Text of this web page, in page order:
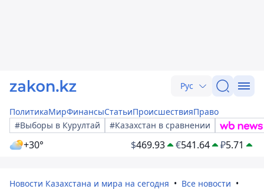
Рус
ПолитикаМирФинансыСтатьиПроисшествияПраво
#Выборы в Курултай
#Казахстан в сравнении
+30° $469.93 €541.64 ₽5.71
Новости Казахстана и мира на сегодня
Все новости